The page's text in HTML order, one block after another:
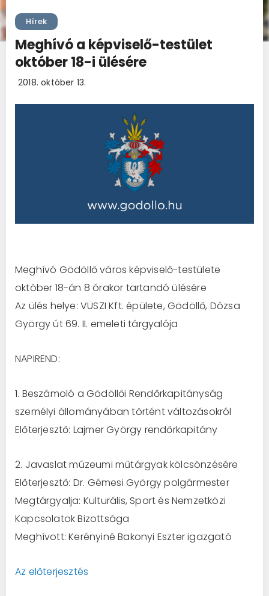
Hírek
Meghívó a képviselő-testület
október 18-i ülésére
2018. október 13.
Meghívó Gödöllő város képviselő-testülete
október 18-án 8 órakor tartandó ülésére
Az ülés helye: VÜSZI Kft. épülete, Gödöllő, Dózsa
György út 69. II. emeleti tárgyalója
NAPIREND:
1. Beszámoló a Gödöllői Rendőrkapitányság
személyi állományában történt változásokról
Előterjesztő: Lajmer György rendőrkapitány
2. Javaslat múzeumi műtárgyak kölcsönzésére
Előterjesztő: Dr. Gémesi György polgármester
Megtárgyalja: Kulturális, Sport és Nemzetközi
Kapcsolatok Bizottsága
Meghívott: Kerényiné Bakonyi Eszter igazgató
Az előterjesztés